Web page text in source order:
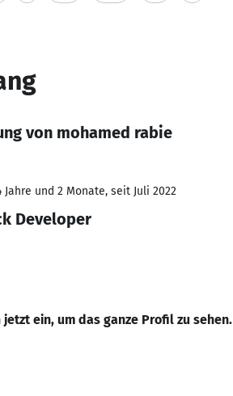
von mohamed rabie
Jahre und 2 Monate, seit Juli 2022
Developer
jetzt ein, um das ganze Profil zu sehen.